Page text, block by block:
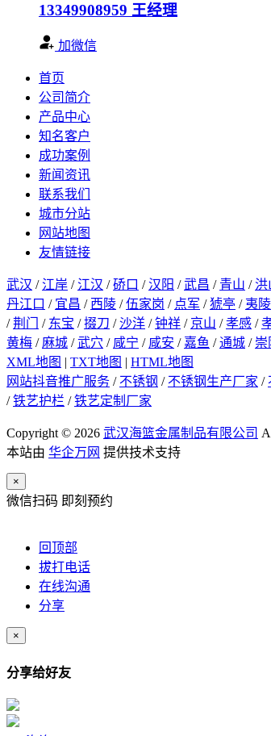
13349908959 王经理
加微信
首页
公司简介
产品中心
知名客户
成功案例
新闻资讯
联系我们
城市分站
网站地图
友情链接
武汉 / 江岸 / 江汉 /硚口 /汉阳 /武昌 / 青山 / 洪
丹江口 / 宜昌 / 西陵 /伍家岗 / 点军 /猇亭 / 夷陵
/荆门 / 东宝 /掇刀 /沙洋 /钟祥 / 京山 /孝感 /
黄梅 /麻城 /武穴 / 咸宁 / 咸安 / 嘉鱼 /通城 / 崇
XML地图 | TXT地图 | HTML地图
网站抖音推广服务 / 不锈钢 / 不锈钢生产厂家 /
/铁艺护栏 /铁艺定制厂家
Copyright © 2026 武汉海篮金属制品有限公司
本站由 华企万网 提供技术支持
×
微信扫码 即刻预约
回顶部
拔打电话
在线沟通
分享
×
分享给好友